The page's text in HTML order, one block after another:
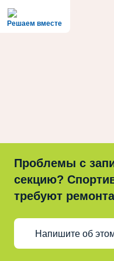
Решаем вместе
Проблемы с
секцию?
требуют
Напишите об